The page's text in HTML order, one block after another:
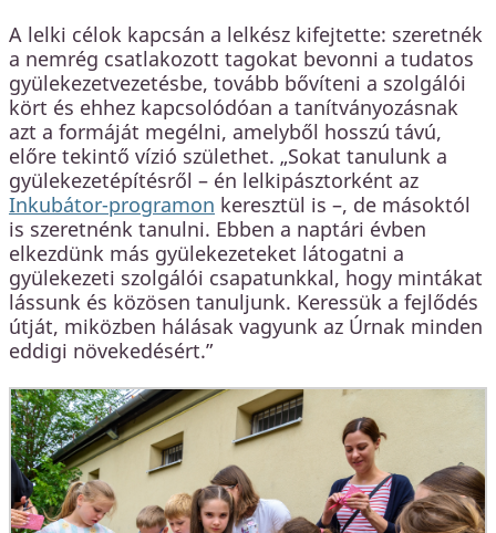
A lelki célok kapcsán a lelkész kifejtette: szeretnék
a nemrég csatlakozott tagokat bevonni a tudatos
gyülekezetvezetésbe, tovább bővíteni a szolgálói
kört és ehhez kapcsolódóan a tanítványozásnak
azt a formáját megélni, amelyből hosszú távú,
előre tekintő vízió születhet. „Sokat tanulunk a
gyülekezetépítésről – én lelkipásztorként az
Inkubátor-programon keresztül is –, de másoktól
is szeretnénk tanulni. Ebben a naptári évben
elkezdünk más gyülekezeteket látogatni a
gyülekezeti szolgálói csapatunkkal, hogy mintákat
lássunk és közösen tanuljunk. Keressük a fejlődés
útját, miközben hálásak vagyunk az Úrnak minden
eddigi növekedésért.”